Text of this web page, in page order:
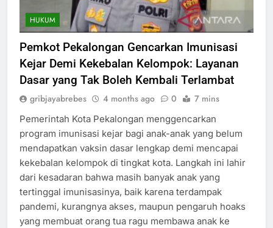
HUKUM
Pemkot Pekalongan Gencarkan Imunisasi
Kejar Demi Kekebalan Kelompok: Layanan
Dasar yang Tak Boleh Kembali Terlambat
gribjayabrebes 4 months ago 0 7 mins
Pemerintah Kota Pekalongan menggencarkan
program imunisasi kejar bagi anak-anak yang belum
mendapatkan vaksin dasar lengkap demi mencapai
kekebalan kelompok di tingkat kota. Langkah ini lahir
dari kesadaran bahwa masih banyak anak yang
tertinggal imunisasinya, baik karena terdampak
pandemi, kurangnya akses, maupun pengaruh hoaks
yang membuat orang tua ragu membawa anak ke